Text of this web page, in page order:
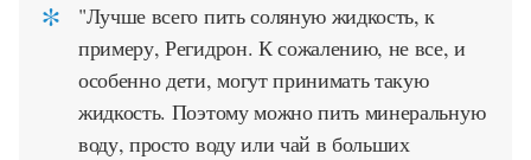
"Лучше всего пить соляную жидкость, к
примеру, Регидрон. К сожалению, не все, и
особенно дети, могут принимать такую
жидкость. Поэтому можно пить минеральную
воду, просто воду или чай в больших